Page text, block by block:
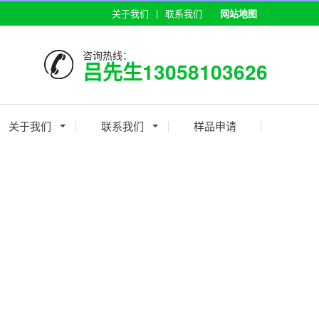
关于我们 | 联系我们 网站地图
咨询热线：
吕先生13058103626
关于我们 联系我们 样品申请